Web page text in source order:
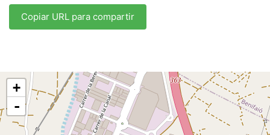
Copiar URL para compartir
+
-